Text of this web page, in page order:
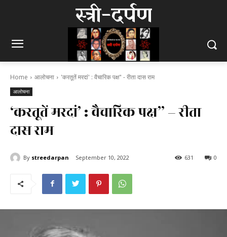
स्त्री-दर्पण
Home आलोचना 'करतूतें मरदां' : वैचारिक पक्ष" - रीता दास राम
आलोचना
‘करतूतें मरदां’ : वैचारिक पक्ष” – रीता
दास राम
By streedarpan September 10, 2022 0
631